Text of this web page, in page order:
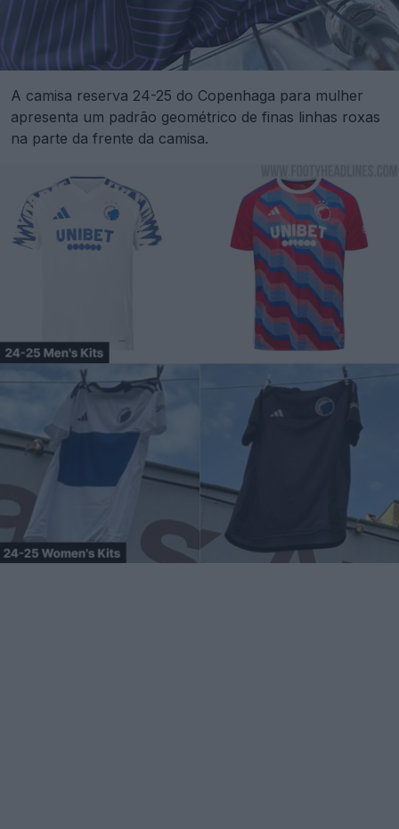
A camisa reserva 24-25 do Copenhaga para mulher
apresenta um padrão geométrico de finas linhas roxas
na parte da frente da camisa.